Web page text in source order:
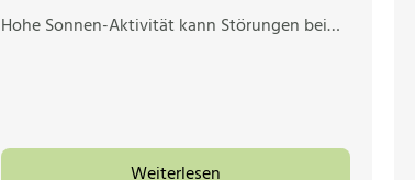
Hohe Sonnen-Aktivität kann Störungen bei…